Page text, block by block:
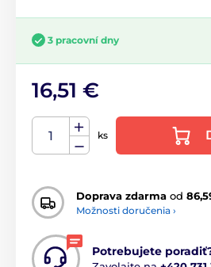
3 pracovní dny
16,51 €
ks
Doprava zdarma od
Možnosti doručenia ›
Potrebujete